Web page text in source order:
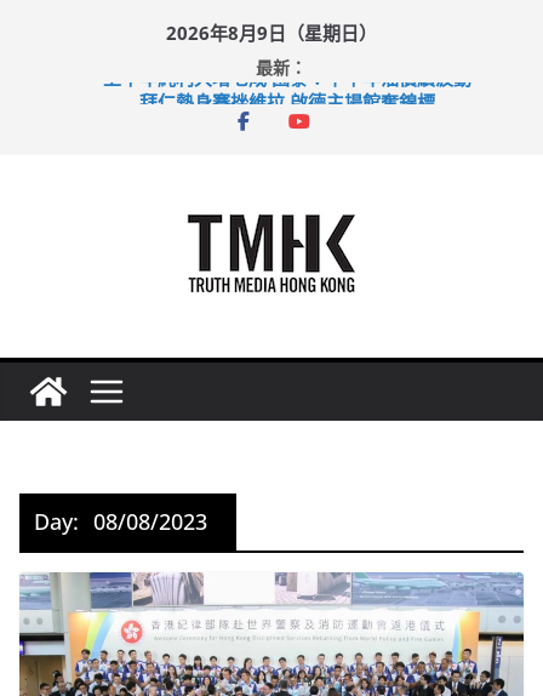
2026年8月9日（星期日）
最新：
上半年純利大增七成 國泰：下半年油價續波動
拜仁熱身賽挫維拉 啟德主場館奪錦標
性罪行修例獲九成支持 鄧炳強：爭取今屆任期內完成立法
Day: 08/08/2023